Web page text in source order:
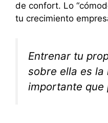
de confort. Lo
tu crecimiento
Entrenar tu
sobre ella es la
importante que